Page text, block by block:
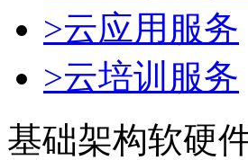
>云应用服务
>云培训服务
基础架构软硬